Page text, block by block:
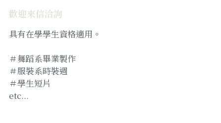
歡迎來信洽詢
具有在學學生資格適用。
＃舞蹈系畢業製作
＃服裝系時裝週
＃學生短片
etc...